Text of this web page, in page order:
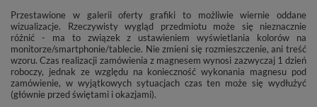
Przestawione w galerii oferty grafiki to możliwie wiernie oddane
wizualizacje. Rzeczywisty wygląd przedmiotu może się nieznacznie
różnić - ma to związek z ustawieniem wyświetlania kolorów na
monitorze/smartphonie/tablecie. Nie zmieni się rozmieszczenie, ani treść
wzoru. Czas realizacji zamówienia z magnesem wynosi zazwyczaj 1 dzień
roboczy, jednak ze względu na konieczność wykonania magnesu pod
zamówienie, w wyjątkowych sytuacjach czas ten może się wydłużyć
(głównie przed świętami i okazjami).